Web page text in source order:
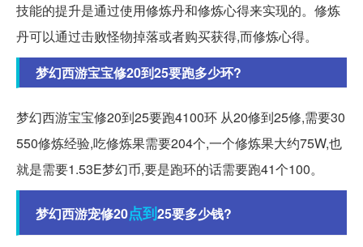
技能的提升是通过使用修炼丹和修炼心得来实现的。修炼
丹可以通过击败怪物掉落或者购买获得,而修炼心得。
梦幻西游宝宝修20到25要跑多少环?
梦幻西游宝宝修20到25要跑4100环 从20修到25修,需要30
550修炼经验,吃修炼果需要204个,一个修炼果大约75W,也
就是需要1.53E梦幻币,要是跑环的话需要跑41个100。
梦幻西游宠修20点到25要多少钱?